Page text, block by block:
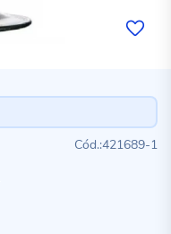
421689-1